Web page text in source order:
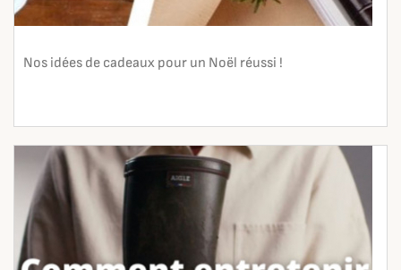
Nos idées de cadeaux pour un Noël réussi !